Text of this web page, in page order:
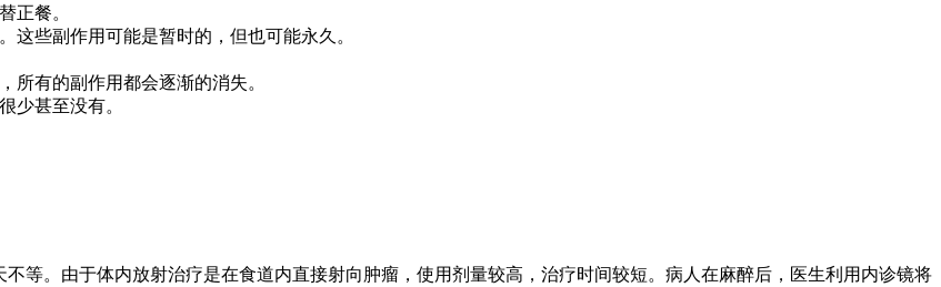
正餐。
些副作用可能是暂时的，但也可能永久。
所有的副作用都会逐渐的消失。
少甚至没有。
等。由于体内放射治疗是在食道内直接射向肿瘤，使用剂量较高，治疗时间较短。病人在麻醉后，医生利用内诊镜将